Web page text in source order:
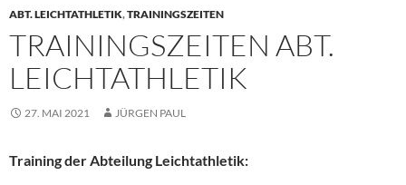
ABT. LEICHTATHLETIK,TRAININGSZEITEN
TRAININGSZEITEN ABT.
LEICHTATHLETIK
27. MAI 2021 JÜRGEN PAUL
Training der Abteilung Leichtathletik: